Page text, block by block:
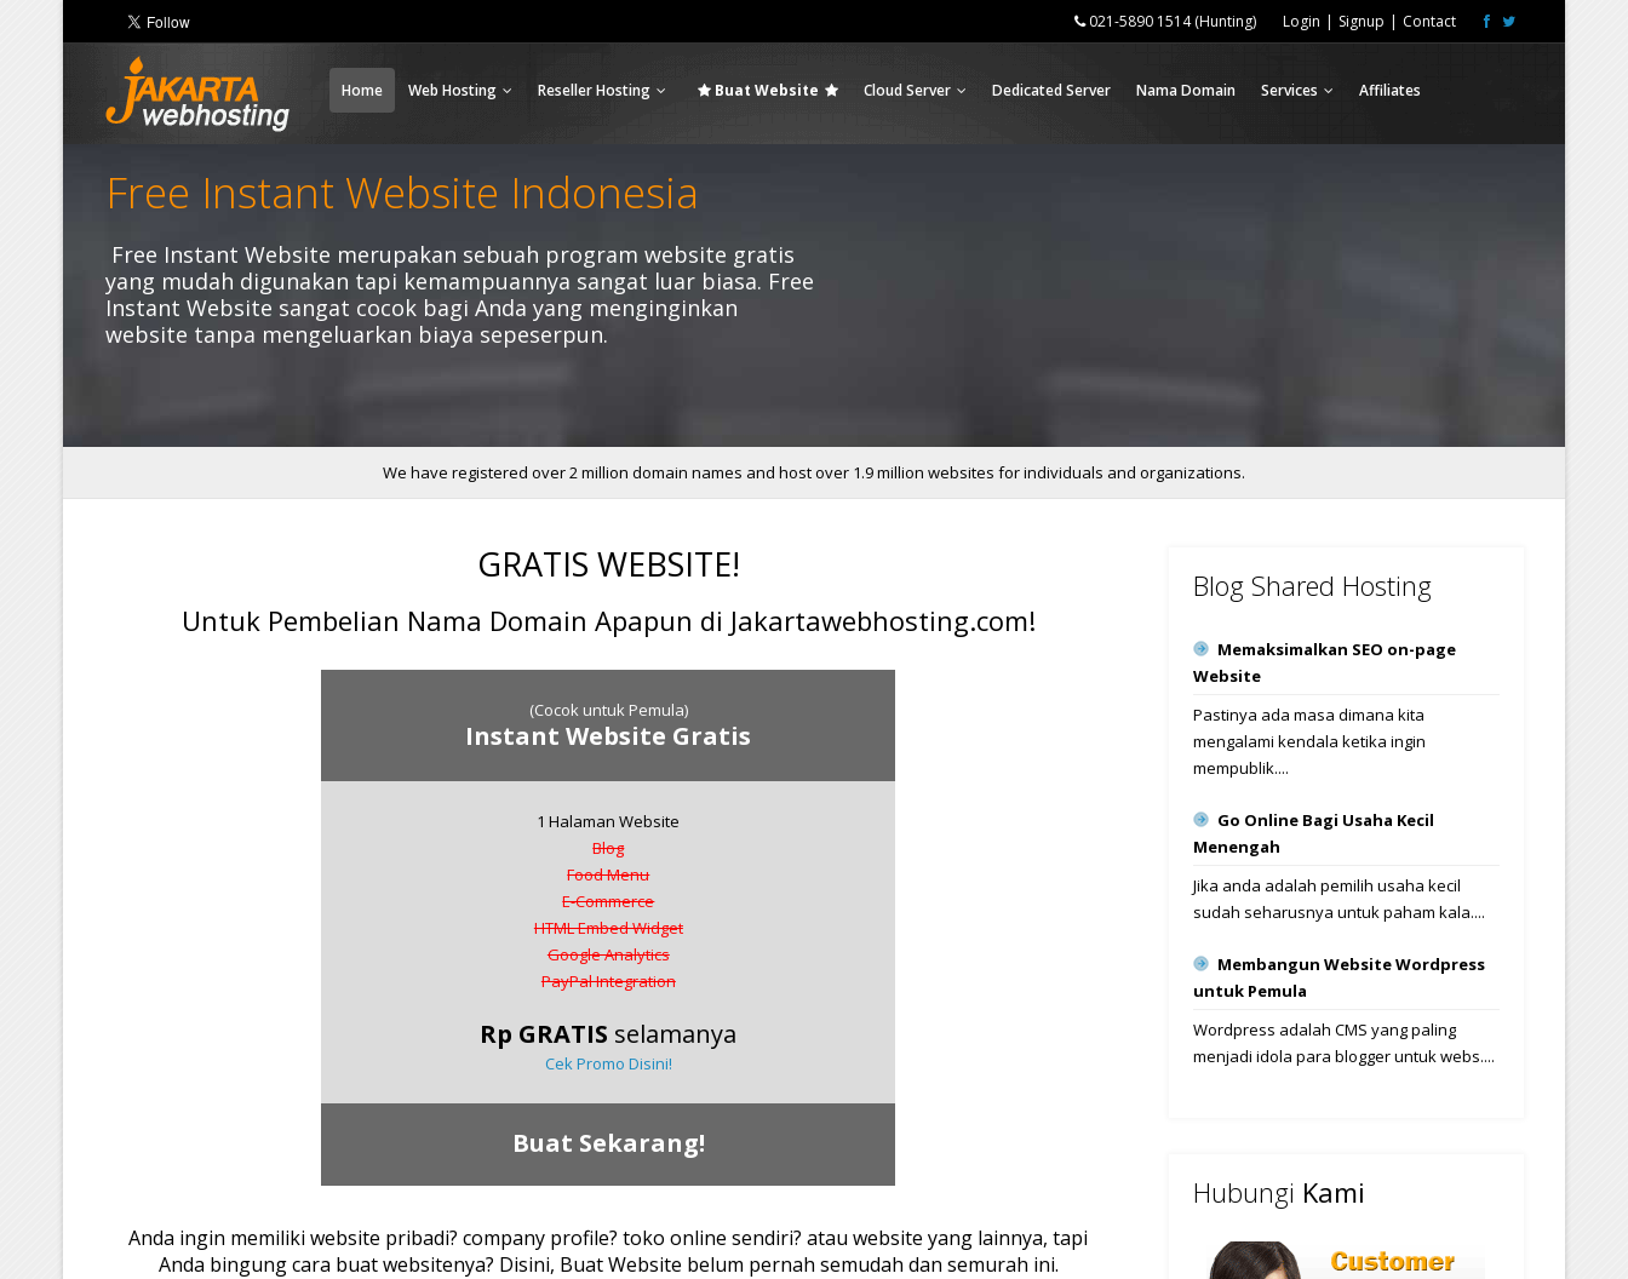
021-5890 1514 (Hunting) Login | Signup | Contact
Home Web Hosting Reseller Hosting Buat Website Cloud Server Dedicated Server Nama Domain Services Affiliates
Free Instant Website Indonesia
Free Instant Website merupakan sebuah program website gratis
yang mudah digunakan tapi kemampuannya sangat luar biasa. Free
Instant Website sangat cocok bagi Anda yang menginginkan
website tanpa mengeluarkan biaya sepeserpun.
We have registered over 2 million domain names and host over 1.9 million websites for individuals and organizations.
GRATIS WEBSITE!
Untuk Pembelian Nama Domain Apapun di Jakartawebhosting.com!
(Cocok untuk Pemula)
Instant Website Gratis
1 Halaman Website
Blog
Food Menu
E-Commerce
HTML Embed Widget
Google Analytics
PayPal Integration
Rp GRATIS selamanya
Cek Promo Disini!
Buat Sekarang!
Anda ingin memiliki website pribadi? company profile? toko online sendiri? atau website yang lainnya, tapi
Anda bingung cara buat websitenya? Disini, Buat Website belum pernah semudah dan semurah ini.
Blog Shared Hosting
Memaksimalkan SEO on-page
Website
Pastinya ada masa dimana kita
mengalami kendala ketika ingin
mempublik....
Go Online Bagi Usaha Kecil
Menengah
Jika anda adalah pemilih usaha kecil
sudah seharusnya untuk paham kala....
Membangun Website Wordpress
untuk Pemula
Wordpress adalah CMS yang paling
menjadi idola para blogger untuk webs....
Hubungi Kami